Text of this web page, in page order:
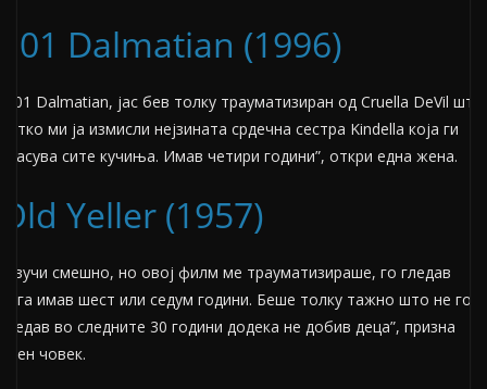
101 Dalmatian (1996)
“101 Dalmatian, јас бев толку трауматизиран од Cruella DeVil што
татко ми ја измисли нејзината срдечна сестра Kindella која ги
спасува сите кучиња. Имав четири години”, откри една жена.
Old Yeller (1957)
“Звучи смешно, но овој филм ме трауматизираше, го гледав
кога имав шест или седум години. Беше толку тажно што не го
гледав во следните 30 години додека не добив деца”, призна
еден човек.